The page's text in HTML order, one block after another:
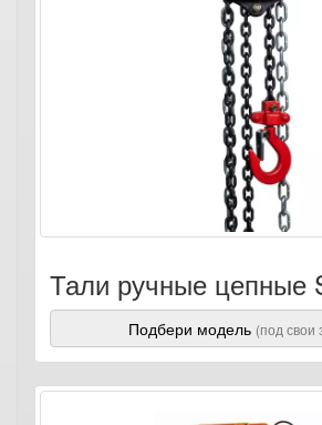
Тали ручные цепные
Подбери модель (под свои